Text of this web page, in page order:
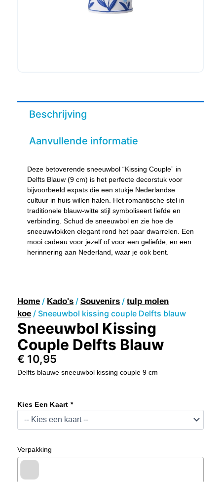
Beschrijving
Aanvullende informatie
Deze betoverende sneeuwbol “Kissing Couple” in
Delfts Blauw (9 cm) is het perfecte decorstuk voor
bijvoorbeeld expats die een stukje Nederlandse
cultuur in huis willen halen. Het romantische stel in
traditionele blauw-witte stijl symboliseert liefde en
verbinding. Schud de sneeuwbol en zie hoe de
sneeuwvlokken elegant rond het paar dwarrelen. Een
mooi cadeau voor jezelf of voor een geliefde, en een
herinnering aan Nederland, waar je ook bent.
Home / Kado's / Souvenirs / tulp molen
koe / Sneeuwbol kissing couple Delfts blauw
Sneeuwbol Kissing
Couple Delfts Blauw
€ 10,95
Delfts blauwe sneeuwbol kissing couple 9 cm
Kies Een Kaart *
Verpakking
Kissing
Couple
Delfts
Blauw